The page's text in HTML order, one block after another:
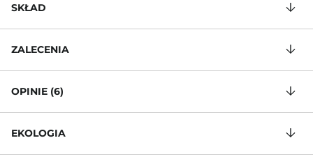
SKŁAD
ZALECENIA
OPINIE (6)
EKOLOGIA